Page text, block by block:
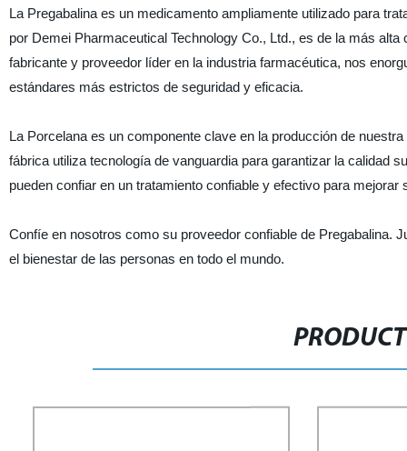
La Pregabalina es un medicamento ampliamente utilizado para
por Demei Pharmaceutical Technology Co., Ltd., es de la más
fabricante y proveedor líder en la industria farmacéutica, nos
estándares más estrictos de seguridad y eficacia.
La Porcelana es un componente clave en la producción de
fábrica utiliza tecnología de vanguardia para garantizar la calidad
pueden confiar en un tratamiento confiable y efectivo para mejorar
Confíe en nosotros como su proveedor confiable de Pregabalina.
el bienestar de las personas en todo el mundo.